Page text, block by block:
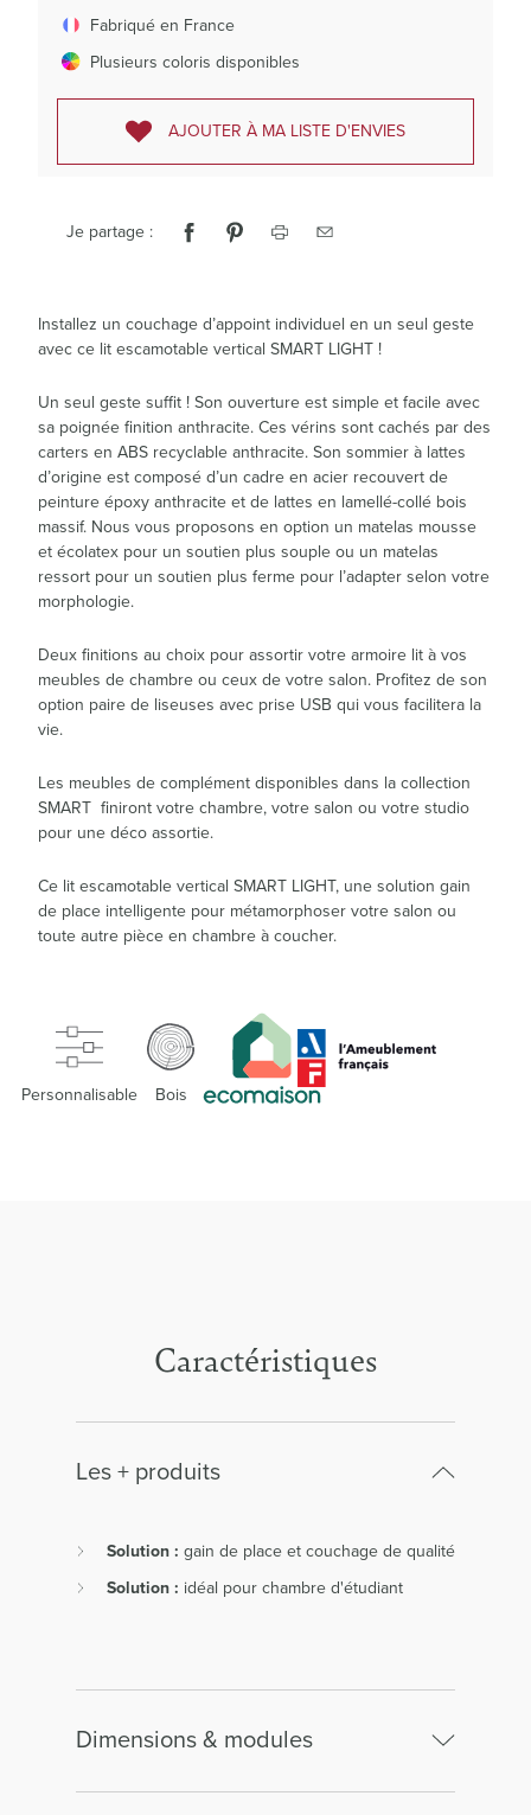
Fabriqué en France
Plusieurs coloris disponibles
AJOUTER À MA LISTE D'ENVIES
Je partage :
Installez un couchage d’appoint individuel en un seul geste
avec ce lit escamotable vertical SMART LIGHT !
Un seul geste suffit ! Son ouverture est simple et facile avec
sa poignée finition anthracite. Ces vérins sont cachés par des
carters en ABS recyclable anthracite. Son sommier à lattes
d’origine est composé d’un cadre en acier recouvert de
peinture époxy anthracite et de lattes en lamellé-collé bois
massif. Nous vous proposons en option un matelas mousse
et écolatex pour un soutien plus souple ou un matelas
ressort pour un soutien plus ferme pour l’adapter selon votre
morphologie.
Deux finitions au choix pour assortir votre armoire lit à vos
meubles de chambre ou ceux de votre salon. Profitez de son
option paire de liseuses avec prise USB qui vous facilitera la
vie.
Les meubles de complément disponibles dans la collection
SMART finiront votre chambre, votre salon ou votre studio
pour une déco assortie.
Ce lit escamotable vertical SMART LIGHT, une solution gain
de place intelligente pour métamorphoser votre salon ou
toute autre pièce en chambre à coucher.
Personnalisable Bois
Caractéristiques
Les + produits
Solution : gain de place et couchage de qualité
Solution : idéal pour chambre d'étudiant
Dimensions & modules